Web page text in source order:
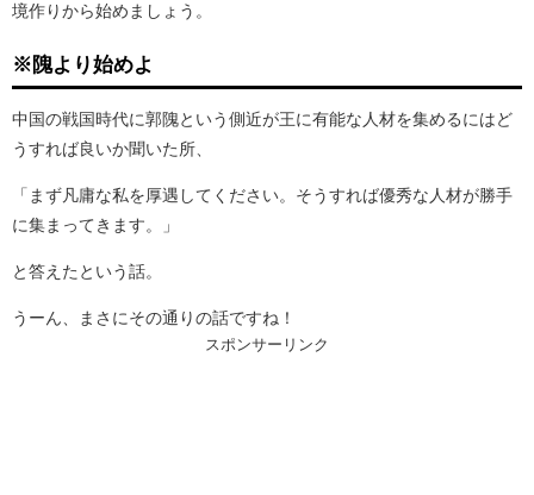
境作りから始めましょう。
※隗より始めよ
中国の戦国時代に郭隗という側近が王に有能な人材を集めるにはど
うすれば良いか聞いた所、
「まず凡庸な私を厚遇してください。そうすれば優秀な人材が勝手
に集まってきます。」
と答えたという話。
うーん、まさにその通りの話ですね！
スポンサーリンク